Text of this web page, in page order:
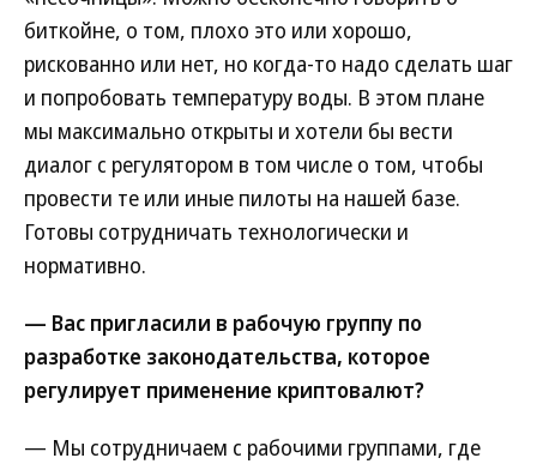
биткойне, о том, плохо это или хорошо,
рискованно или нет, но когда-то надо сделать шаг
и попробовать температуру воды. В этом плане
мы максимально открыты и хотели бы вести
диалог с регулятором в том числе о том, чтобы
провести те или иные пилоты на нашей базе.
Готовы сотрудничать технологически и
нормативно.
— Вас пригласили в рабочую группу по
разработке законодательства, которое
регулирует применение криптовалют?
— Мы сотрудничаем с рабочими группами, где